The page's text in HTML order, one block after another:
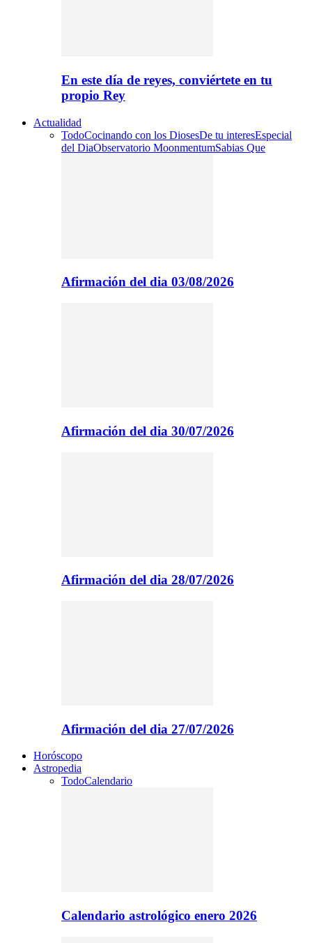
En este día de reyes, conviértete en tu
propio Rey
Actualidad
TodoCocinando con los DiosesDe tu interesEspecial
del DiaObservatorio MoonmentumSabias Que
Afirmación del dia 03/08/2026
Afirmación del dia 30/07/2026
Afirmación del dia 28/07/2026
Afirmación del dia 27/07/2026
Horóscopo
Astropedia
TodoCalendario
Calendario astrológico enero 2026